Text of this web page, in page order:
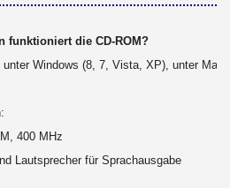
funktioniert die CD-ROM?
unter Windows (8, 7, Vista, XP), unter Mac
400 MHz
Lautsprecher für Sprachausgabe